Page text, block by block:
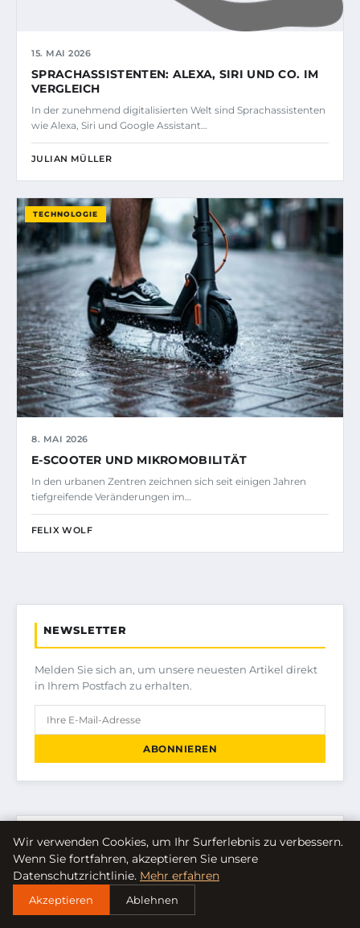
15. MAI 2026
SPRACHASSISTENTEN: ALEXA, SIRI UND CO. IM
VERGLEICH
In der zunehmend digitalisierten Welt sind Sprachassistenten
wie Alexa, Siri und Google Assistant…
JULIAN MÜLLER
TECHNOLOGIE
8. MAI 2026
E-SCOOTER UND MIKROMOBILITÄT
In den urbanen Zentren zeichnen sich seit einigen Jahren
tiefgreifende Veränderungen im…
FELIX WOLF
NEWSLETTER
Melden Sie sich an, um unsere neuesten Artikel direkt
in Ihrem Postfach zu erhalten.
ABONNIEREN
KATEGORIEN
FINANZEN & IMMOBILIEN
Wir verwenden Cookies, um Ihr Surferlebnis zu verbessern.
Wenn Sie fortfahren, akzeptieren Sie unsere
Datenschutzrichtlinie. Mehr erfahren
Akzeptieren Ablehnen